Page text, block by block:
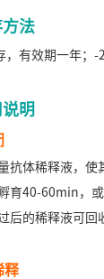
法
有效期一年；-
说明
抗体稀释液，使
育40-60min，
后的稀释液可回
释